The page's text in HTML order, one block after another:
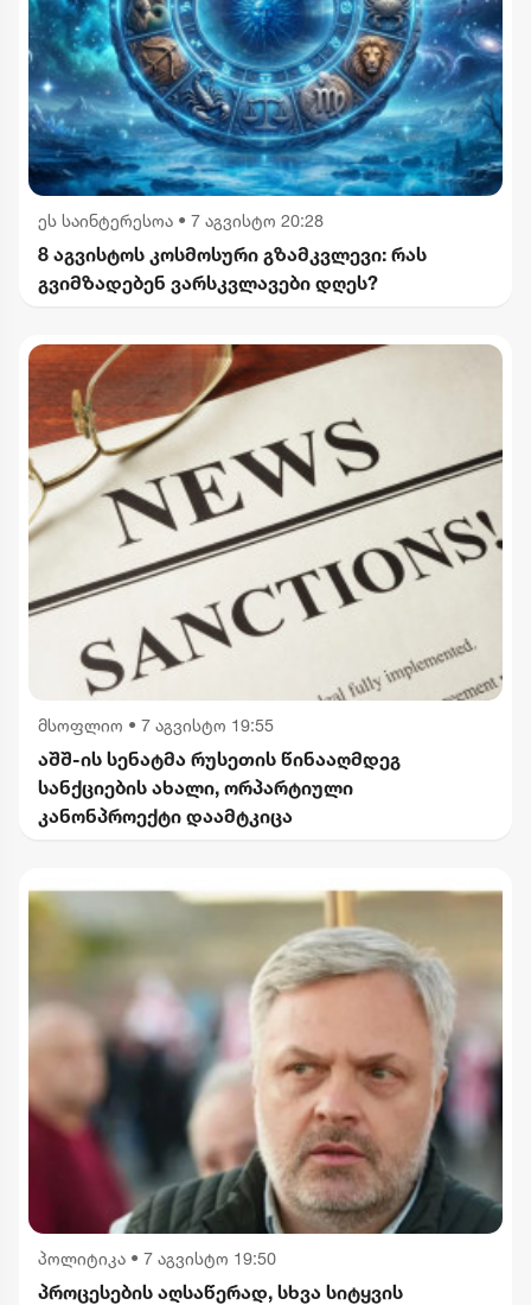
ეს საინტერესოა • 7 აგვისტო 20:28
8 აგვისტოს კოსმოსური გზამკვლევი: რას
გვიმზადებენ ვარსკვლავები დღეს?
მსოფლიო • 7 აგვისტო 19:55
აშშ-ის სენატმა რუსეთის წინააღმდეგ
სანქციების ახალი, ორპარტიული
კანონპროექტი დაამტკიცა
პოლიტიკა • 7 აგვისტო 19:50
პროცესების აღსაწერად, სხვა სიტყვის